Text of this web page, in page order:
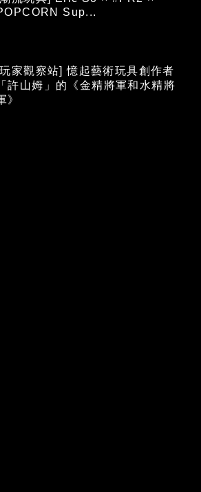
Sup...
家觀察站] 憶起藝術玩具創作者
「許山姆」的《金精將軍和水精將
》